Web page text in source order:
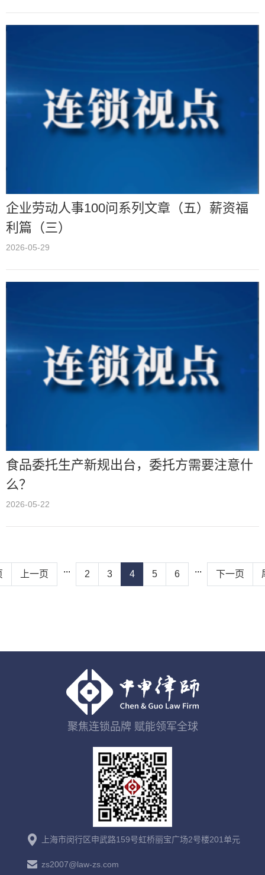
企业劳动人事100问系列文章（五）薪资福
利篇（三）
2026-05-29
食品委托生产新规出台，委托方需要注意什
么？
2026-05-22
上一页 ... 2 3 4 5 6 ... 下一页
聚焦连锁品牌 赋能领军全球
上海市闵行区申武路159号虹桥丽宝广场2号楼201单元
zs2007@law-zs.com